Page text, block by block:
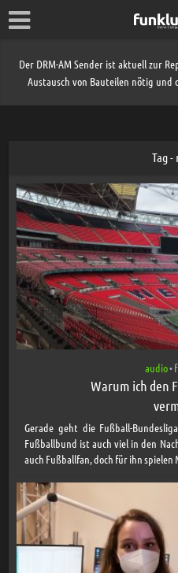
Der DRM-AM Sender ist aktuell zur
Austausch von Bauteilen nötig und
Tag -
audio•
Warum ich den
Gerade geht die Fußball-
Fußballbund ist auch viel in den
auch Fußballfan, doch für ihn spielen